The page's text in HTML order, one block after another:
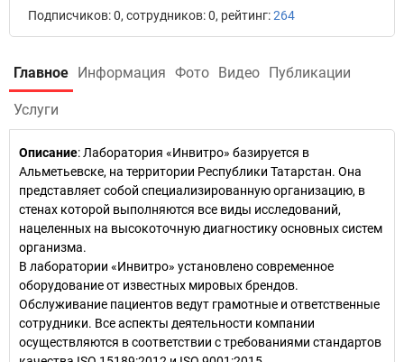
Подписчиков: 0, сотрудников: 0, рейтинг:264
Главное Информация Фото Видео Публикации
Услуги
Описание: Лаборатория «Инвитро» базируется в
Альметьевске, на территории Республики Татарстан. Она
представляет собой специализированную организацию, в
стенах которой выполняются все виды исследований,
нацеленных на высокоточную диагностику основных систем
организма.
В лаборатории «Инвитро» установлено современное
оборудование от известных мировых брендов.
Обслуживание пациентов ведут грамотные и ответственные
сотрудники. Все аспекты деятельности компании
осуществляются в соответствии с требованиями стандартов